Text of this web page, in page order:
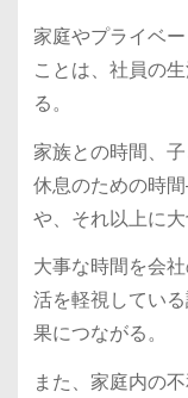
家庭やプライベ
ことは、社員の
る。
家族との時間、
休息のための時
や、それ以上に
大事な時間を会
活を軽視してい
果につながる。
また、家庭内の